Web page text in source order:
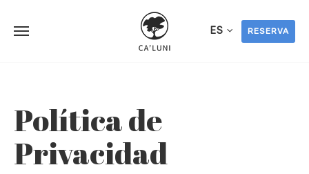
RESERVA
ES
Política de
Privacidad